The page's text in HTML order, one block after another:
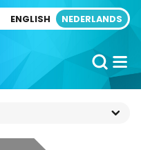
ENGLISH NEDERLANDS